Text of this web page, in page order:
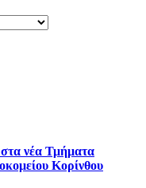
νέα Τμήματα
Κορίνθου